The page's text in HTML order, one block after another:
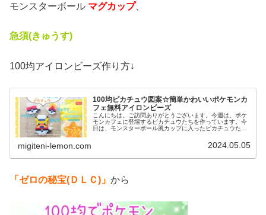
モンスターボール マグカップ、
急須(きゅうす)
100均アイロンビーズ作り方↓
100均ピカチュウ図案☆簡単かわいいポケモンカ
フェ無料アイロンビーズ
こんにちは。ご訪問ありがとうございます。今週は、ポケ
モンカフェに登場するピカチュウたちを作っています。今
日は、モンスターボール風カップに入ったピカチュウたち
migiteni-lemon.com 2024.05.05
「ゼロの秘宝(ＤＬＣ)」 から